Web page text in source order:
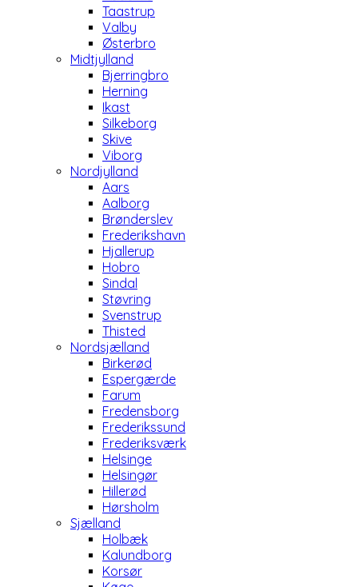
Taastrup
Valby
Østerbro
Midtjylland
Bjerringbro
Herning
Ikast
Silkeborg
Skive
Viborg
Nordjylland
Aars
Aalborg
Brønderslev
Frederikshavn
Hjallerup
Hobro
Sindal
Støvring
Svenstrup
Thisted
Nordsjælland
Birkerød
Espergærde
Farum
Fredensborg
Frederikssund
Frederiksværk
Helsinge
Helsingør
Hillerød
Hørsholm
Sjælland
Holbæk
Kalundborg
Korsør